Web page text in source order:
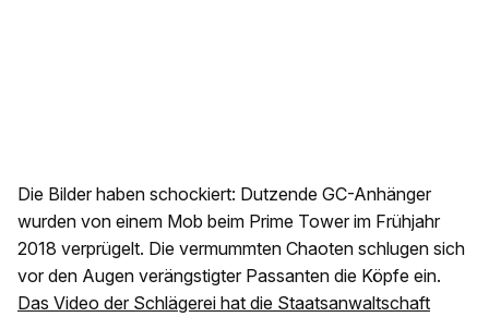
Die Bilder haben schockiert: Dutzende GC-Anhänger
wurden von einem Mob beim Prime Tower im Frühjahr
2018 verprügelt. Die vermummten Chaoten schlugen sich
vor den Augen verängstigter Passanten die Köpfe ein.
Das Video der Schlägerei hat die Staatsanwaltschaft